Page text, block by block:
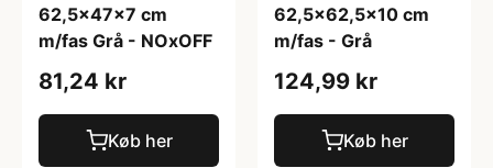
62,5x47x7 cm
m/fas Grå - NOxOFF
81,24 kr
Køb her
62,5x62,5x10 cm
m/fas - Grå
124,99 kr
Køb her